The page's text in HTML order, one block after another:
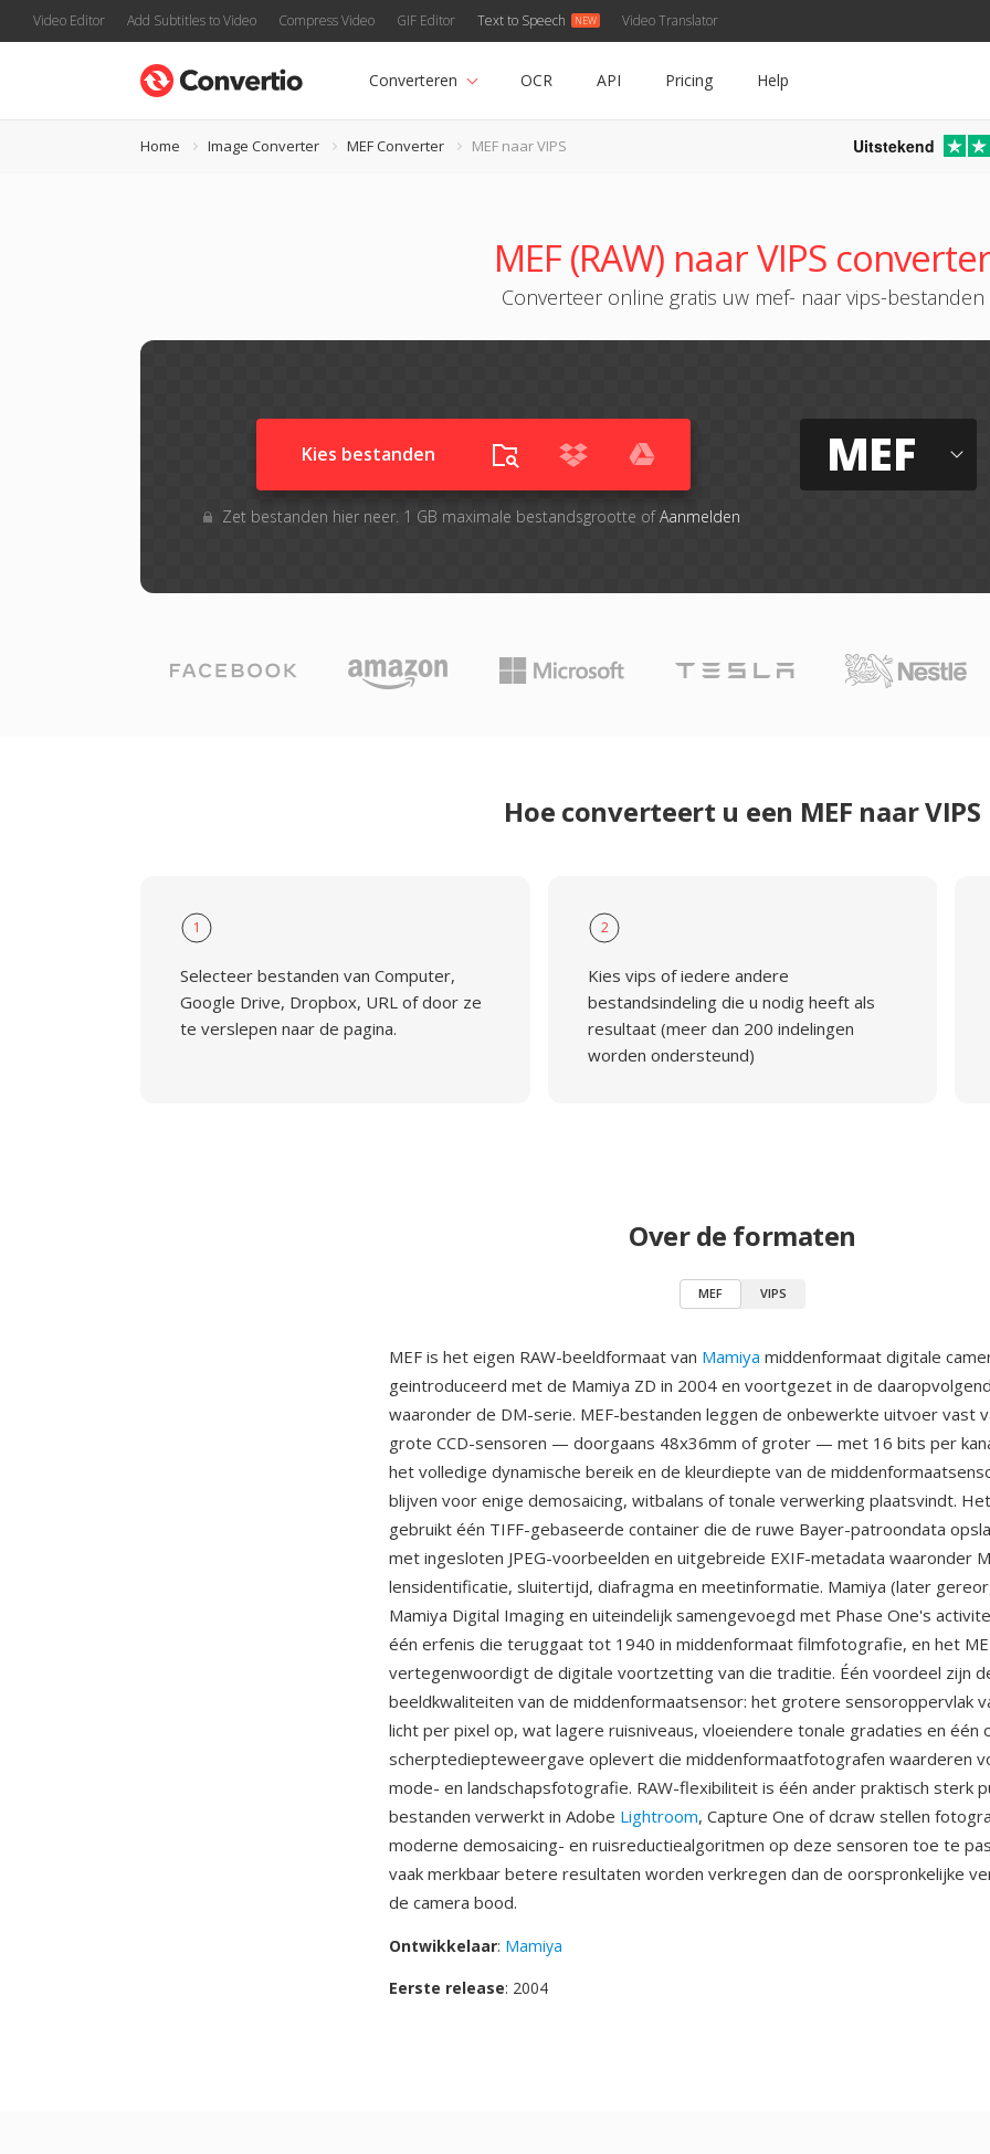
Video Editor Add Subtitles to Video Compress Video GIF Editor Text to Speech Video Translator
Converteren OCR API Pricing Help
Home Image Converter MEF Converter MEF naar VIPS Uitstekend
MEF (RAW) naar VIPS converter
Converteer online gratis uw mef- naar vips-bestanden
Kies bestanden
Zet bestanden hier neer. 1 GB maximale bestandsgrootte ofAanmelden
MEF
Hoe converteert u een MEF naar VIPS
1
Selecteer bestanden van Computer,
Google Drive, Dropbox, URL of door ze
te verslepen naar de pagina.
2
Kies vips of iedere andere
bestandsindeling die u nodig heeft als
resultaat (meer dan 200 indelingen
worden ondersteund)
Over de formaten
MEF VIPS
MEF is het eigen RAW-beeldformaat van Mamiya middenformaat digitale
geintroduceerd met de Mamiya ZD in 2004 en voortgezet in de
waaronder de DM-serie. MEF-bestanden leggen de onbewerkte uitvoer vast
grote CCD-sensoren — doorgaans 48x36mm of groter — met 16 bits per
het volledige dynamische bereik en de kleurdiepte van de
blijven voor enige demosaicing, witbalans of tonale verwerking plaatsvindt.
gebruikt één TIFF-gebaseerde container die de ruwe Bayer-patroondata
met ingesloten JPEG-voorbeelden en uitgebreide EXIF-metadata waaronder
lensidentificatie, sluitertijd, diafragma en meetinformatie. Mamiya (later
Mamiya Digital Imaging en uiteindelijk samengevoegd met Phase One's
één erfenis die teruggaat tot 1940 in middenformaat filmfotografie, en het
vertegenwoordigt de digitale voortzetting van die traditie. Één voordeel zijn
beeldkwaliteiten van de middenformaatsensor: het grotere sensoroppervlak
licht per pixel op, wat lagere ruisniveaus, vloeiendere tonale gradaties en één
scherptediepteweergave oplevert die middenformaatfotografen waarderen
mode- en landschapsfotografie. RAW-flexibiliteit is één ander praktisch sterk
bestanden verwerkt in Adobe Lightroom, Capture One of dcraw stellen
moderne demosaicing- en ruisreductiealgoritmen op deze sensoren toe te
vaak merkbaar betere resultaten worden verkregen dan de oorspronkelijke
de camera bood.
Ontwikkelaar: Mamiya
Eerste release: 2004